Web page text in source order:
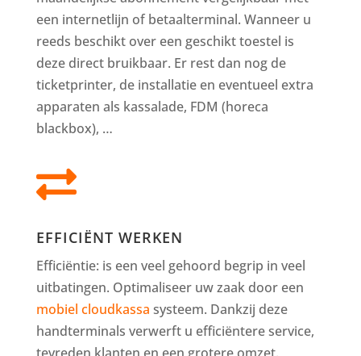
een internetlijn of betaalterminal. Wanneer u
reeds beschikt over een geschikt toestel is
deze direct bruikbaar. Er rest dan nog de
ticketprinter, de installatie en eventueel extra
apparaten als kassalade, FDM (horeca
blackbox), …

EFFICIËNT WERKEN
Efficiëntie: is een veel gehoord begrip in veel
uitbatingen. Optimaliseer uw zaak door een
mobiel cloudkassa systeem. Dankzij deze
handterminals verwerft u efficiëntere service,